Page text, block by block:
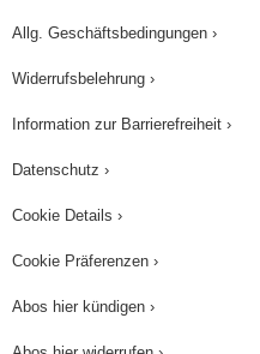
Allg. Geschäftsbedingungen ›
Widerrufsbelehrung ›
Information zur Barrierefreiheit ›
Datenschutz ›
Cookie Details ›
Cookie Präferenzen ›
Abos hier kündigen ›